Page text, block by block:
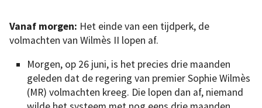
Vanaf morgen: Het einde van een tijdperk, de
volmachten van Wilmès II lopen af.
Morgen, op 26 juni, is het precies drie maanden
geleden dat de regering van premier Sophie Wilmès
(MR) volmachten kreeg. Die lopen dan af, niemand